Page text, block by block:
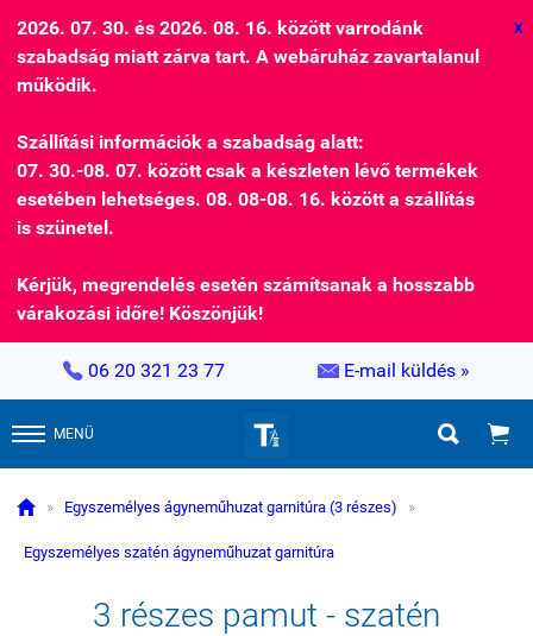
2026. 07. 30. és 2026. 08. 16. között varrodánk
szabadság miatt zárva tart. A webáruház zavartalanul
működik.
Szállítási információk a szabadság alatt:
07. 30.-08. 07. között csak a készleten lévő termékek
esetében lehetséges. 08. 08-08. 16. között a szállítás
is szünetel.
Kérjük, megrendelés esetén számítsanak a hosszabb
várakozási időre! Köszönjük!
X
 06 20 321 23 77  E-mail küldés »
MENÜ  
 » Egyszemélyes ágyneműhuzat garnitúra (3 részes) »
Egyszemélyes szatén ágyneműhuzat garnitúra
3 részes pamut - szatén